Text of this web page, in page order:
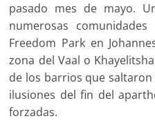
pasado mes de mayo.
numerosas
Freedom Park en
zona del Vaal o
de los barrios que
ilusiones del fin del
forzadas.